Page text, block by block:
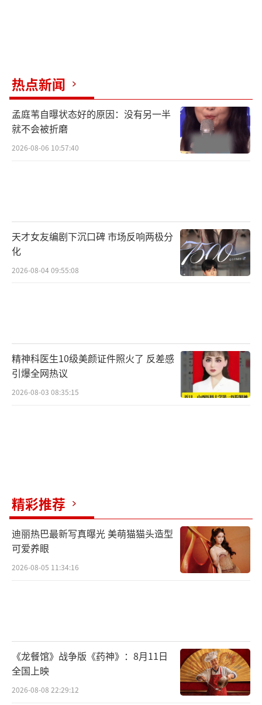
热点新闻
孟庭苇自曝状态好的原因：没有另一半
就不会被折磨
2026-08-06 10:57:40
天才女友编剧下沉口碑 市场反响两极分
化
2026-08-04 09:55:08
精神科医生10级美颜证件照火了 反差感
引爆全网热议
2026-08-03 08:35:15
精彩推荐
迪丽热巴最新写真曝光 美萌猫猫头造型
可爱养眼
2026-08-05 11:34:16
《龙餐馆》战争版《药神》：8月11日
全国上映
2026-08-08 22:29:12